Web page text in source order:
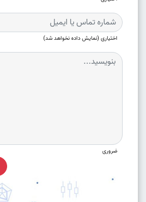
اختیاری (نمایش داده نخواهد شد)
ضروری